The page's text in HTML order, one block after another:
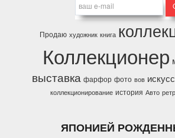
Продаю художник книга
Коллекционер
выставка фарфор фото вов
коллекционирование история Авто
ЯПОНИЕЙ